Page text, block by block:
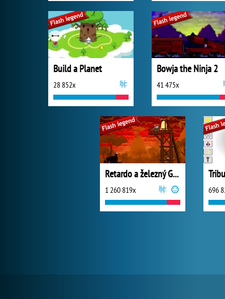
Build a Planet
28 852x
Bowja the Ninja 2
41 475x
Retardo a železný Golem
1 260 819x 696